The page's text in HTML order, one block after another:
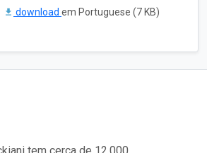
download em Portuguese (7 KB)